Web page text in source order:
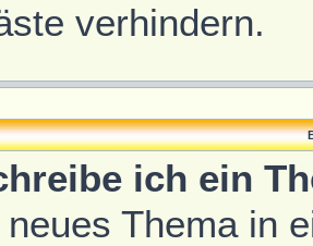
verhindern.
ich ein
Thema in